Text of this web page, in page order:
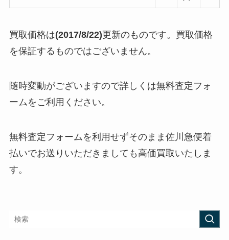
買取価格は(2017/8/22)更新のものです。買取価格
を保証するものではございません。
随時変動がございますので詳しくは無料査定フォ
ームをご利用ください。
無料査定フォームを利用せずそのまま佐川急便着
払いでお送りいただきましても高価買取いたしま
す。